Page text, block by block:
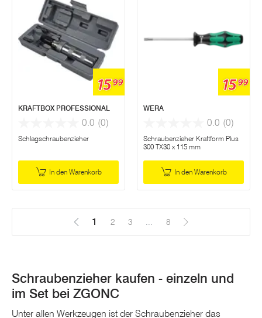
1599
KRAFTBOX PROFESSIONAL
0.0 (0)
Schlagschraubenzieher
In den Warenkorb
1599
WERA
0.0 (0)
Schraubenzieher Kraftform Plus
300 TX30 x 115 mm
In den Warenkorb
1 (Aktuell)
2 3 8
Schraubenzieher kaufen - einzeln und
im Set bei ZGONC
Unter allen Werkzeugen ist der Schraubenzieher das